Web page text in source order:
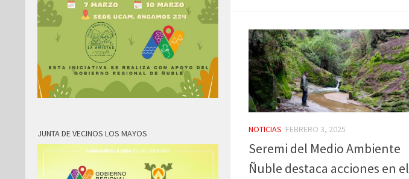
NOTICIAS FEBRERO 3, 2025
Seremi del Medio Ambiente
Ñuble destaca acciones en el
JUNTA DE VECINOS LOS MAYOS